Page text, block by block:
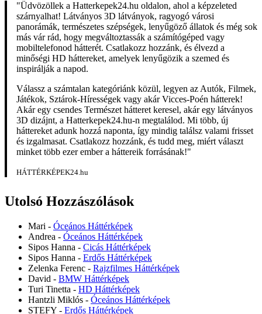
"Üdvözöllek a Hatterkepek24.hu oldalon, ahol a képzeleted
szárnyalhat! Látványos 3D látványok, ragyogó városi
panorámák, természetes szépségek, lenyűgöző állatok és még sok
más vár rád, hogy megváltoztassák a számítógéped vagy
mobiltelefonod hátterét. Csatlakozz hozzánk, és élvezd a
minőségi HD háttereket, amelyek lenyűgözik a szemed és
inspirálják a napod.
Válassz a számtalan kategóriánk közül, legyen az Autók, Filmek,
Játékok, Sztárok-Hírességek vagy akár Vicces-Poén hátterek!
Akár egy csendes Természet hátteret keresel, akár egy látványos
3D dizájnt, a Hatterkepek24.hu-n megtalálod. Mi több, új
háttereket adunk hozzá naponta, így mindig találsz valami frisset
és izgalmasat. Csatlakozz hozzánk, és tudd meg, miért választ
minket több ezer ember a háttereik forrásának!"
HÁTTÉRKÉPEK24.hu
Utolsó Hozzászólások
Mari - Óceános Háttérképek
Andrea - Óceános Háttérképek
Sipos Hanna - Cicás Háttérképek
Sipos Hanna - Erdős Háttérképek
Zelenka Ferenc - Rajzfilmes Háttérképek
David - BMW Háttérképek
Turi Tinetta - HD Háttérképek
Hantzli Miklós - Óceános Háttérképek
STEFY - Erdős Háttérképek